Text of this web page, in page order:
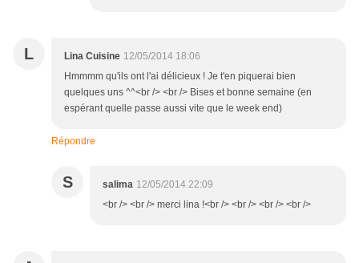
L Lina Cuisine 12/05/2014 18:06
Hmmmm qu'ils ont l'ai délicieux ! Je t'en piquerai bien
quelques uns ^^<br /> <br /> Bises et bonne semaine (en
espérant quelle passe aussi vite que le week end)
Répondre
S salima 12/05/2014 22:09
<br /> <br /> merci lina !<br /> <br /> <br /> <br />